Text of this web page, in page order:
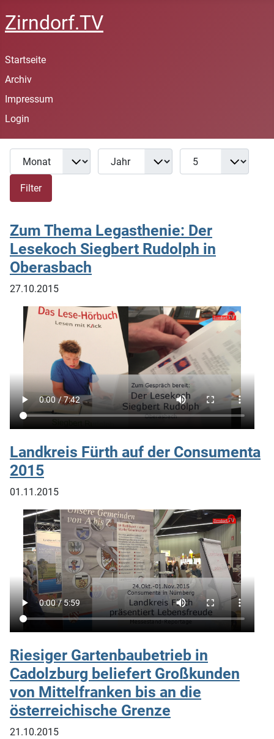
Zirndorf.TV
Startseite
Archiv
Impressum
Login
Filter
Monat Jahr Anzeige #
Filter
Zum Thema Legasthenie: Der
Lesekoch Siegbert Rudolph in
Oberasbach
27.10.2015
Landkreis Fürth auf der Consumenta
2015
01.11.2015
Riesiger Gartenbaubetrieb in
Cadolzburg beliefert Großkunden
von Mittelfranken bis an die
österreichische Grenze
21.10.2015